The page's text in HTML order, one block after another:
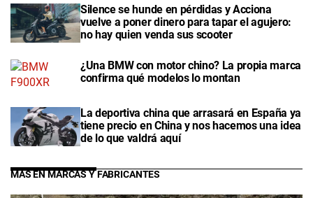
Silence se hunde en pérdidas y Acciona
vuelve a poner dinero para tapar el agujero:
no hay quien venda sus scooter
¿Una BMW con motor chino? La propia marca
confirma qué modelos lo montan
La deportiva china que arrasará en España ya
tiene precio en China y nos hacemos una idea
de lo que valdrá aquí
MÁS EN MARCAS Y FABRICANTES